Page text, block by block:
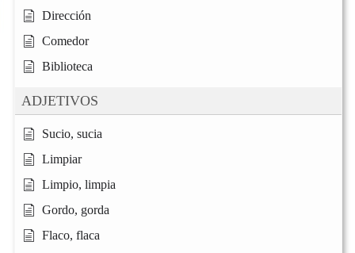
Dirección
Comedor
Biblioteca
ADJETIVOS
Sucio, sucia
Limpiar
Limpio, limpia
Gordo, gorda
Flaco, flaca